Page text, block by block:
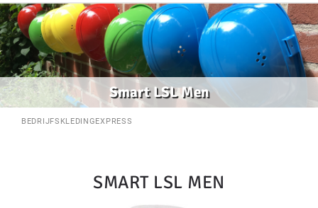
Smart LSL Men
BEDRIJFSKLEDINGEXPRESS
SMART LSL MEN